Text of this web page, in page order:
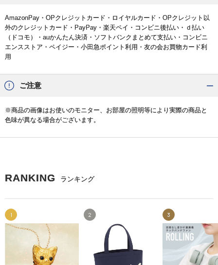
AmazonPay・OPクレジットカード・ロイヤルカード・OPクレジット以
外のクレジットカード・PayPay・楽天ペイ・コンビニ後払い・ｄ払い
（ドコモ）・auかんたん決済・ソフトバンクまとめて支払い・コンビニ
エンスストア・ペイジー・小田急ポイント利用・友の会お買物カード利
用
ご注意
※商品の画像はお使いのモニター、お部屋の照明等により実際の商品と
色味が異なる場合がございます。
RANKING ランキング
1 2 3